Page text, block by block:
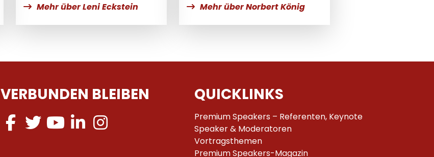
Mehr über Leni Eckstein Mehr über Norbert König
VERBUNDEN BLEIBEN QUICKLINKS
Premium Speakers – Referenten, Keynote
Speaker & Moderatoren
Vortragsthemen
Premium Speakers-Magazin